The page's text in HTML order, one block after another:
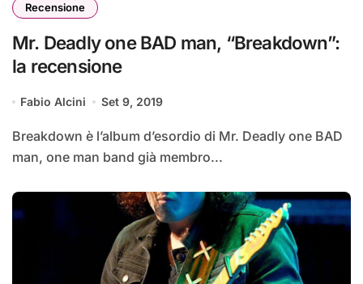
Recensione
Mr. Deadly one BAD man, “Breakdown”:
la recensione
Fabio Alcini Set 9, 2019
Breakdown è l’album d’esordio di Mr. Deadly one BAD
man, one man band già membro...